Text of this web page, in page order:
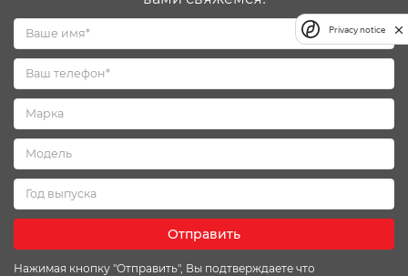
Отправить
Нажимая кнопку "Отправить", Вы подтверждаете что
Privacy notice